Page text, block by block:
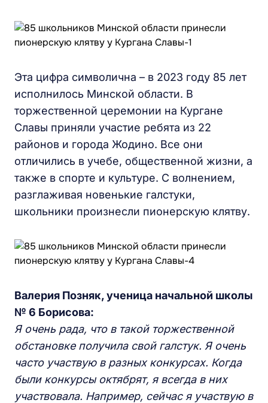
Эта цифра символична – в 2023 году 85 лет
исполнилось Минской области. В
торжественной церемонии на Кургане
Славы приняли участие ребята из 22
районов и города Жодино. Все они
отличились в учебе, общественной жизни, а
также в спорте и культуре. С волнением,
разглаживая новенькие галстуки,
школьники произнесли пионерскую клятву.
Валерия Позняк, ученица начальной школы
№ 6 Борисова:
Я очень рада, что в такой торжественной
обстановке получила свой галстук. Я очень
часто участвую в разных конкурсах. Когда
были конкурсы октябрят, я всегда в них
участвовала. Например, сейчас я участвую в